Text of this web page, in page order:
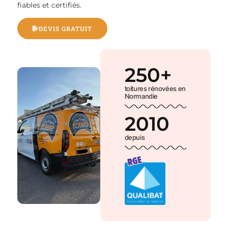
toitures rénovées en
Normandie
250+
depuis
2010
fiables et certifiés.
DEVIS GRATUIT